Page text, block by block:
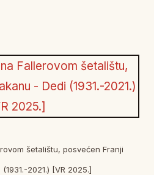
šetalištu, posvećen Franji
2021.) [VR 2025.]